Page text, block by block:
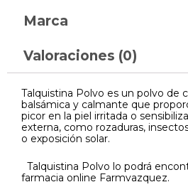
Marca
Valoraciones (0)
Talquistina Polvo es un polvo de
balsámica y calmante que
picor en la piel irritada o
externa, como rozaduras,
o exposición solar.
Talquistina Polvo lo podrá
farmacia online Farmvazquez.